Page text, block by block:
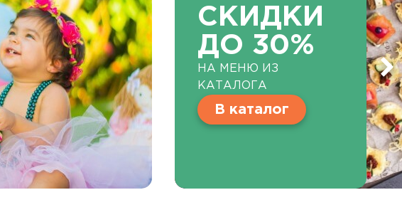
СКИДКИ
ДО 30%
НА МЕНЮ ИЗ
КАТАЛОГА
В каталог